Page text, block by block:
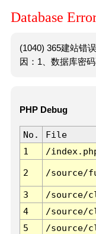
Database
(1040) 365建站错
因：1、数据库密
PHP Debug
No. File
1
/
2 /source/
3 /source/
4
/source/
5
/source/